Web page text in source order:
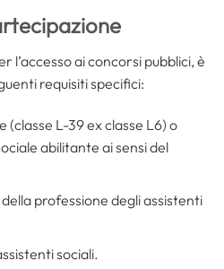
l’accesso ai concorsi pubblici, è
requisiti specifici:
(classe L-39 ex classe L6) o
abilitante ai sensi del
professione degli assistenti
sociali.